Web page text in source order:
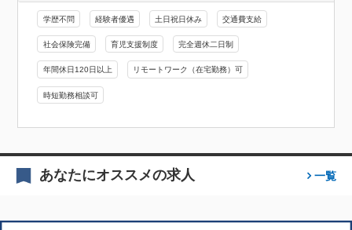
学歴不問 経験者優遇 土日祝日休み 交通費支給
社会保険完備 育児支援制度 完全週休二日制
年間休日120日以上 リモートワーク（在宅勤務）可
時短勤務相談可
あなたにオススメの求人 一覧